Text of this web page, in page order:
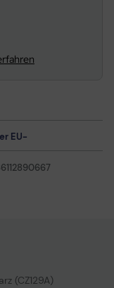
EU-
(CZ129A)